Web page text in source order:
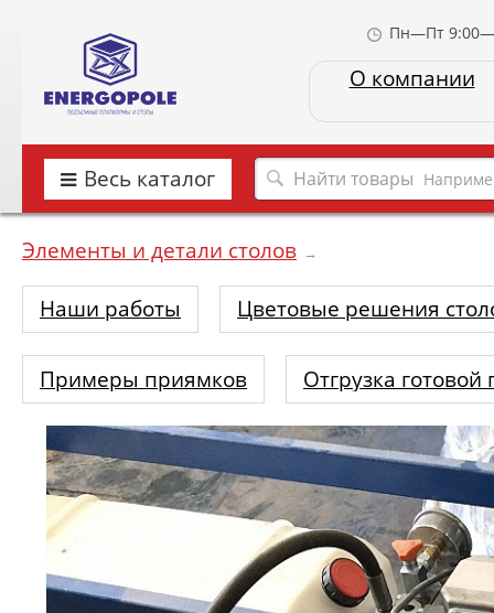
Пн—Пт
О компании
Весь каталог
Элементы и детали столов →
Наши работы Цветовые решения
Примеры приямков Отгрузка